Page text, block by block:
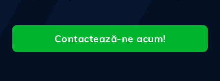
Contactează-ne acum!